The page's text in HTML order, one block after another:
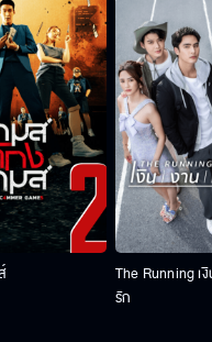
The Running เ
รัก